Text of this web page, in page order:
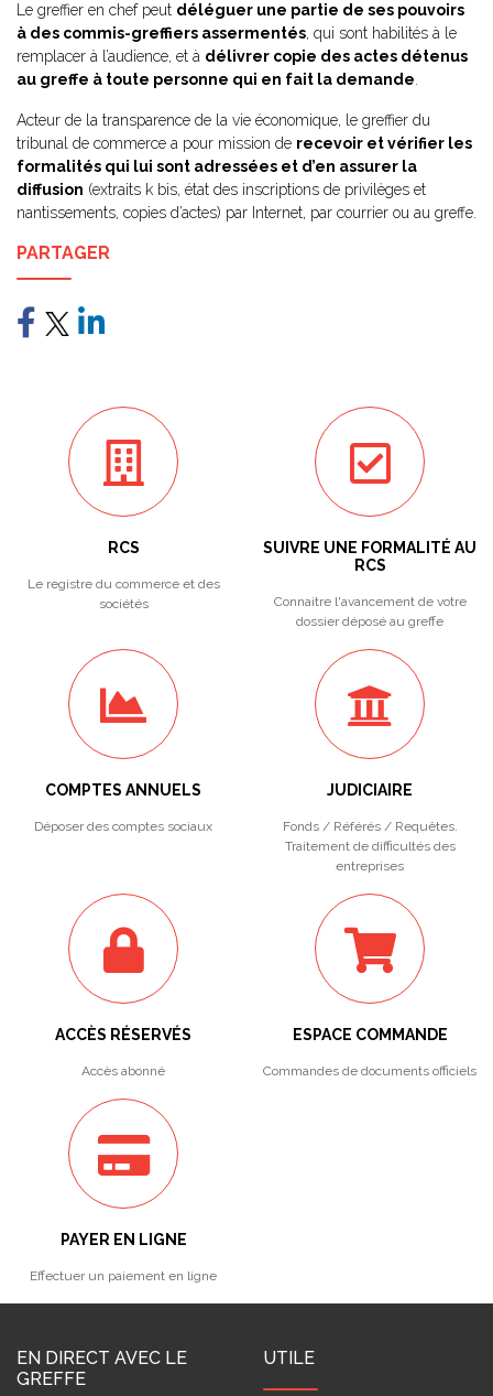
Le greffier en chef peut déléguer une partie de ses pouvoirs
à des commis-greffiers assermentés, qui sont habilités à le
remplacer à l’audience, et à délivrer copie des actes détenus
au greffe à toute personne qui en fait la demande
Acteur de la transparence de la vie économique, le greffier du
tribunal de commerce a pour mission de recevoir et vérifier les
formalités qui lui sont adressées et d’en assurer la
diffusion (extraits k bis, état des inscriptions de privilèges et
nantissements, copies d’actes) par Internet, par courrier ou au greffe.
PARTAGER
RCS
Le registre du commerce et des
sociétés
SUIVRE UNE FORMALITÉ AU
RCS
Connaitre l'avancement de votre
dossier déposé au greffe
COMPTES ANNUELS
Déposer des comptes sociaux
JUDICIAIRE
Fonds / Référés / Requêtes.
Traitement de difficultés des
entreprises
ACCÈS RÉSERVÉS
Accès abonné
ESPACE COMMANDE
Commandes de documents officiels
PAYER EN LIGNE
Effectuer un paiement en ligne
EN DIRECT AVEC LE
GREFFE
UTILE